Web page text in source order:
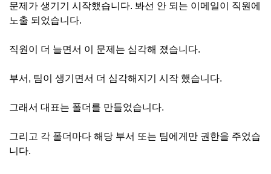
문제가 생기기 시작했습니다. 봐선 안 되는 이메일이 직원에
노출 되었습니다.
직원이 더 늘면서 이 문제는 심각해 졌습니다.
부서, 팀이 생기면서 더 심각해지기 시작 했습니다.
그래서 대표는 폴더를 만들었습니다.
그리고 각 폴더마다 해당 부서 또는 팀에게만 권한을 주었습
니다.